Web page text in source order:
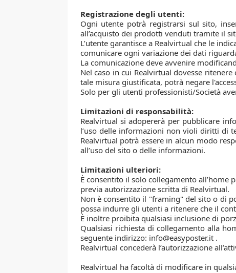
Registrazione degli utenti:
Ogni utente potrà registrarsi sul sito,
all’acquisto dei prodotti venduti tramite il
L’utente garantisce a Realvirtual che le
comunicare ogni variazione dei dati
La comunicazione deve avvenire
Nel caso in cui Realvirtual dovesse
tale misura giustificata, potrà negare
Solo per gli utenti professionisti/Società
Limitazioni di responsabilità:
Realvirtual si adopererà per pubblicare
l’uso delle informazioni non violi diritti di
Realvirtual potrà essere in alcun modo
all’uso del sito o delle informazioni.
Limitazioni ulteriori:
È consentito il solo collegamento all’home
previa autorizzazione scritta di Realvirtual.
Non è consentito il "framing" del sito o di
possa indurre gli utenti a ritenere che il
È inoltre proibita qualsiasi inclusione di
Qualsiasi richiesta di collegamento alla
seguente indirizzo: info@easyposter.it .
Realvirtual concederà l’autorizzazione
Realvirtual ha facoltà di modificare in